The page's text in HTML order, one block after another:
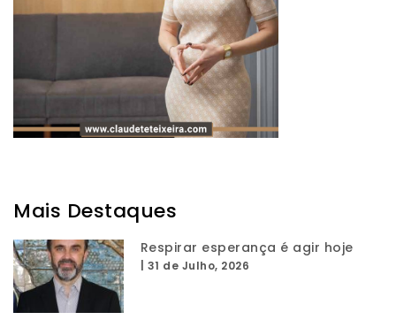
Mais Destaques
Respirar esperança é agir hoje
31 de Julho, 2026